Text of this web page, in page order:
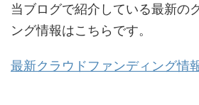
当ブログで紹介している最新の
ング情報はこちらです。
最新クラウドファンディング情